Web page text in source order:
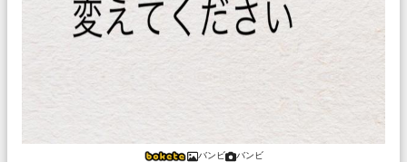
バンビ バンビ